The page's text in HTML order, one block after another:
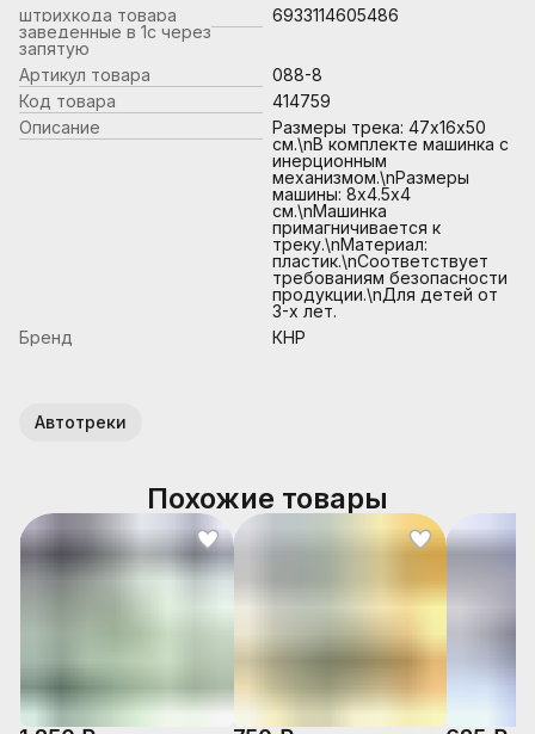
штрихкода товара
заведенные в 1с через
запятую
6933114605486
Артикул товара
088-8
Код товара
414759
Описание
Размеры трека: 47х16х50
см.\nВ комплекте машинка с
инерционным
механизмом.\nРазмеры
машины: 8х4.5х4
см.\nМашинка
примагничивается к
треку.\nМатериал:
пластик.\nСоответствует
требованиям безопасности
продукции.\nДля детей от
3-х лет.
Бренд
КНР
Автотреки
Похожие товары